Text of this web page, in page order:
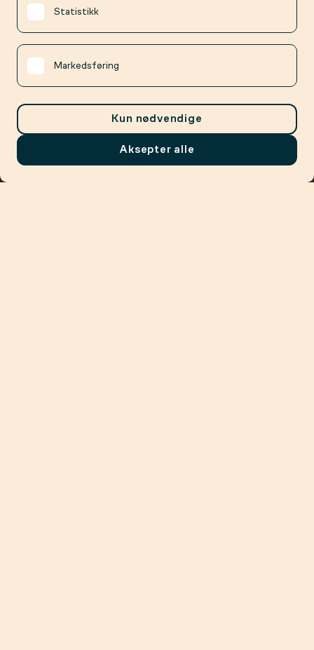
Meny
Statistikk
Markedsføring
Kun nødvendige
Aksepter alle